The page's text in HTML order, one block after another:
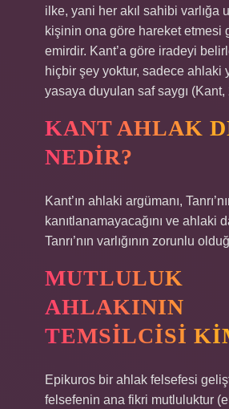
ilke, yani her akıl sahibi varlığa
kişinin ona göre hareket etmesi
emirdir. Kant’a göre iradeyi
hiçbir şey yoktur, sadece ahlaki
yasaya duyulan saf saygı (Kant,
KANT AHLAK
NEDIR?
Kant’ın ahlaki argümanı,
kanıtlanamayacağını ve ahlaki
Tanrı’nın varlığının zorunlu
MUTLULUK
AHLAKININ
TEMSILCISI
Epikuros bir ahlak felsefesi
felsefenin ana fikri mutluluktur